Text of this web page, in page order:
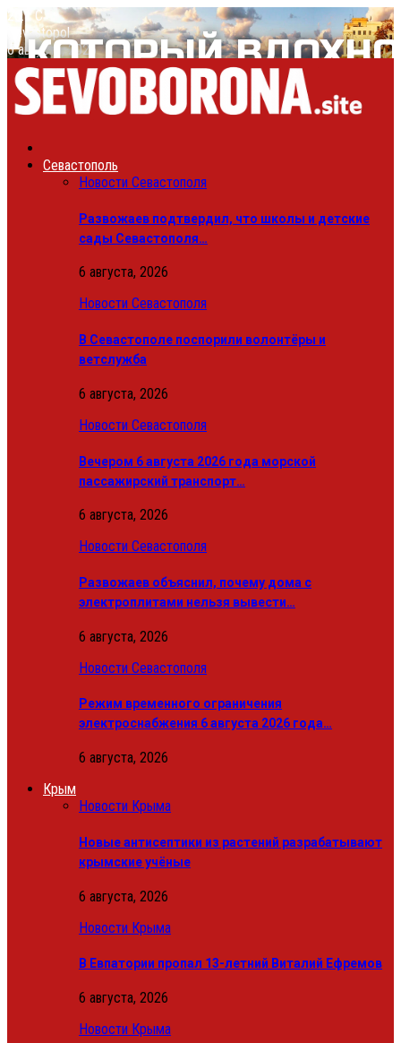
26.1 C
Sevastopol
6 августа, 2026
Севастополь
Новости Севастополя
Развожаев подтвердил, что школы и детские
сады Севастополя…
6 августа, 2026
Новости Севастополя
В Севастополе поспорили волонтёры и
ветслужба
6 августа, 2026
Новости Севастополя
Вечером 6 августа 2026 года морской
пассажирский транспорт…
6 августа, 2026
Новости Севастополя
Развожаев объяснил, почему дома с
электроплитами нельзя вывести…
6 августа, 2026
Новости Севастополя
Режим временного ограничения
электроснабжения 6 августа 2026 года…
6 августа, 2026
Крым
Новости Крыма
Новые антисептики из растений разрабатывают
крымские учёные
6 августа, 2026
Новости Крыма
В Евпатории пропал 13-летний Виталий Ефремов
6 августа, 2026
Новости Крыма